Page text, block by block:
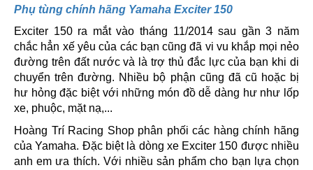
Phụ tùng chính hãng Yamaha Exciter 150
Exciter 150 ra mắt vào tháng 11/2014 sau gần 3 năm
chắc hẳn xế yêu của các bạn cũng đã vi vu khắp mọi nẻo
đường trên đất nước và là trợ thủ đắc lực của bạn khi di
chuyển trên đường. Nhiều bộ phận cũng đã cũ hoặc bị
hư hỏng đặc biệt với những món đồ dễ dàng hư như lốp
xe, phuộc, mặt nạ,...
Hoàng Trí Racing Shop phân phối các hàng chính hãng
của Yamaha. Đặc biệt là dòng xe Exciter 150 được nhiều
anh em ưa thích. Với nhiều sản phẩm cho bạn lựa chọn